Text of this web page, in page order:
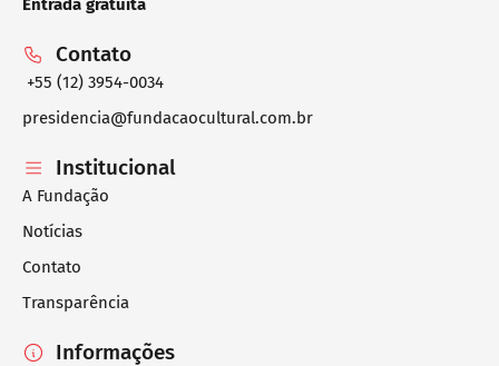
Entrada gratuita
Contato
+55 (12) 3954-0034
presidencia@fundacaocultural.com.br
Institucional
A Fundação
Notícias
Contato
Transparência
Informações